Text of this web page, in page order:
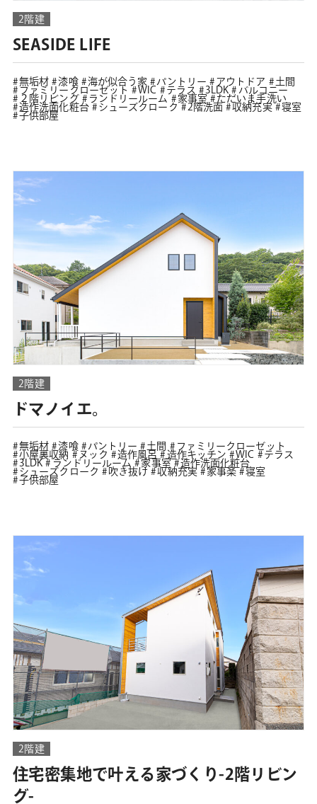
2階建
SEASIDE LIFE
無垢材 漆喰 海が似合う家 パントリー アウトドア
土間
ファミリークローゼット
WIC テラス 3LDK
バルコニー
２階リビング
ランドリールーム 家事室
ただいま手洗い
造作洗面化粧台
シューズクローク 2階洗面 収納充実
寝室
子供部屋
2階建
ドマノイエ。
無垢材 漆喰 パントリー 土間
ファミリークローゼット
小屋裏収納
ヌック 造作風呂 造作キッチン WIC
テラス
3LDK
ランドリールーム 家事室
造作洗面化粧台
シューズクローク
吹き抜け 収納充実 家事楽
寝室
子供部屋
2階建
住宅密集地で叶える家づくり-2階リビン
グ-